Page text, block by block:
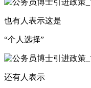
也有人表示这是
“个人选择”
还有人表示